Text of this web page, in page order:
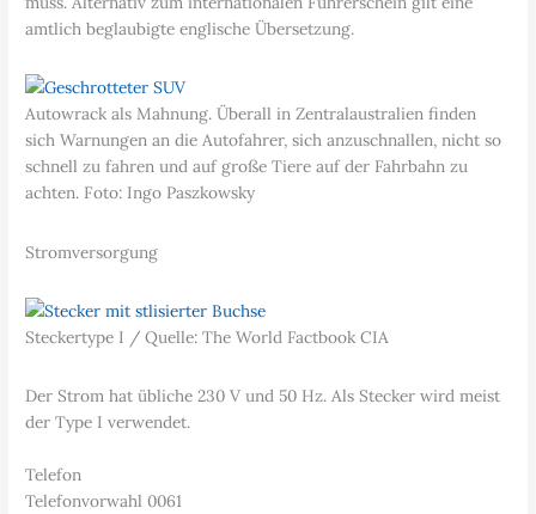
amtlich beglaubigte englische Übersetzung.
Autowrack als Mahnung. Überall in Zentralaustralien finden
sich Warnungen an die Autofahrer, sich anzuschnallen, nicht so
schnell zu fahren und auf große Tiere auf der Fahrbahn zu
achten. Foto: Ingo Paszkowsky
Stromversorgung
Steckertype I / Quelle: The World Factbook CIA
Der Strom hat übliche 230 V und 50 Hz. Als Stecker wird meist
der Type I verwendet.
Telefon
Telefonvorwahl 0061